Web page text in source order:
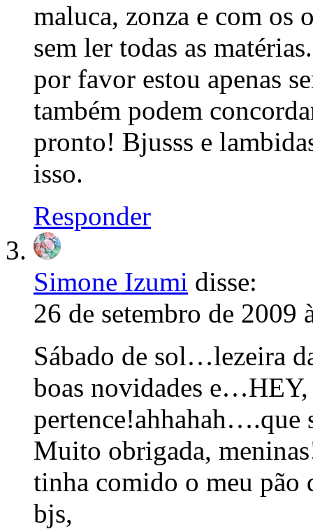
maluca, zonza e com os
sem ler todas as
por favor estou apenas
também podem
pronto! Bjusss e
isso.
Responder
Simone Izumi disse:
26 de setembro de 2009
Sábado de sol…lezeira
boas novidades e…HEY,
pertence!ahhahah….que
Muito obrigada,
tinha comido o meu
bjs,